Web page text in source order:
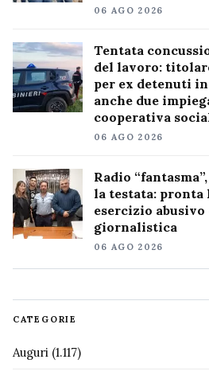
06 AGO 2026
Tentata
del lavoro:
per ex detenuti
anche due
cooperativa
06 AGO 2026
Radio
la testata: pronta
esercizio
giornalistica
06 AGO 2026
CATEGORIE
Auguri (1.117)